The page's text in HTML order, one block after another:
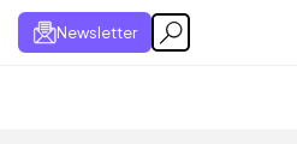
Newsletter